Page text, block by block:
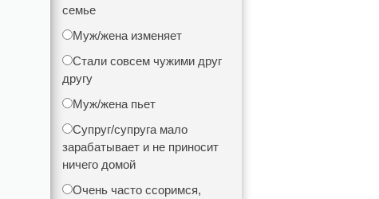
семье
Муж/жена изменяет
Стали совсем чужими друг
другу
Муж/жена пьет
Супруг/супруга мало
зарабатывает и не приносит
ничего домой
Очень часто ссоримся,